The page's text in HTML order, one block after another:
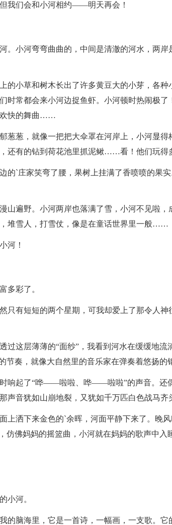
我们会和小河相约——明天再会！
小河弯弯曲曲的，中间是清澈的河水，两岸
的小草和树木长出了许多黄豆大的小芽，各种
时常都会来小河边捉鱼虾。小河顿时热闹极了
欢快的舞曲……
葱葱，就像一把把大伞罩在河岸上，小河显得
还有的钻到荷花池里抓泥鳅……看！他们玩得
的`庄家笑弯了腰，果树上挂满了香喷喷的果
山遍野。小河两岸也落满了雪，小河不见啦，
堆雪人，打雪仗，像是在童话世界里一般……
河！
多彩了。
只有短短的两个星期，可我却爱上了那令人神
过这层薄薄的“面纱”，我看到河水在缓缓地流
节奏，就像大自然里的音乐家在弹奏着悠扬的
响起了“哗——啦啦、哗——啦啦”的声音。还
声音犹如山崩地裂，又犹如千万匹白色战马齐
上洒下来金色的`余晖，河面平静下来了。晚
佛妈妈的摇篮曲，小河就在妈妈的歌声中入
小河。
的脑海里，它是一首诗，一幅画，一支歌。它